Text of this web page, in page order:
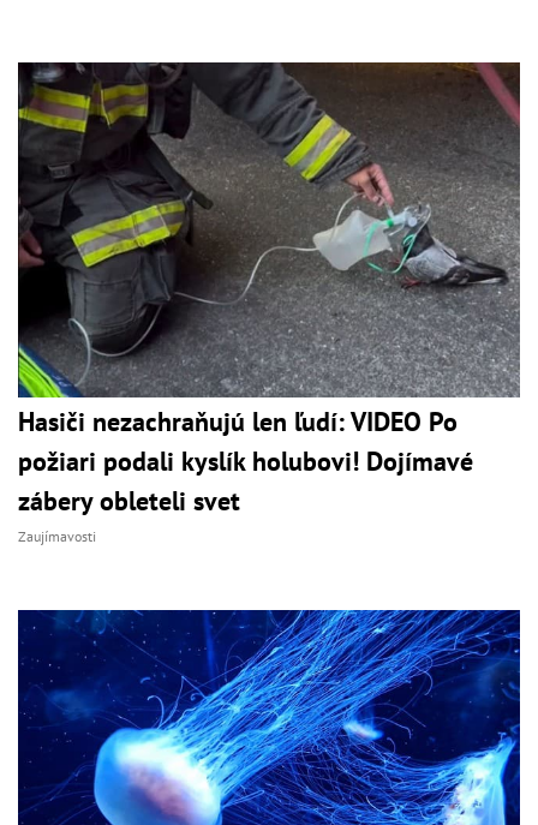
Hasiči nezachraňujú len ľudí: VIDEO Po
požiari podali kyslík holubovi! Dojímavé
zábery obleteli svet
Zaujímavosti